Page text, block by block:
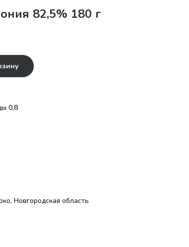
82,5% 180 г
0,8
Новгородская область